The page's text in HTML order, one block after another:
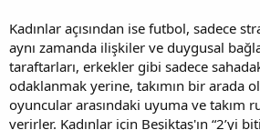
Kadınlar açısından ise futbol, sadece
aynı zamanda ilişkiler ve duygusal
taraftarları, erkekler gibi sadece
odaklanmak yerine, takımın bir arada
oyuncular arasındaki uyuma ve takım
verirler. Kadınlar için Beşiktaş'ın “2’yi